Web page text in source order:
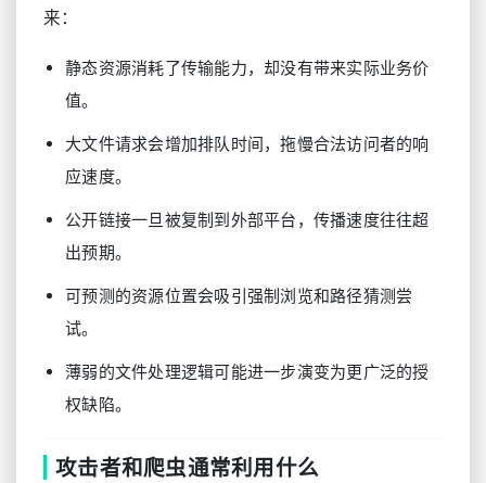
来：
静态资源消耗了传输能力，却没有带来实际业务价
值。
大文件请求会增加排队时间，拖慢合法访问者的响
应速度。
公开链接一旦被复制到外部平台，传播速度往往超
出预期。
可预测的资源位置会吸引强制浏览和路径猜测尝
试。
薄弱的文件处理逻辑可能进一步演变为更广泛的授
权缺陷。
攻击者和爬虫通常利用什么